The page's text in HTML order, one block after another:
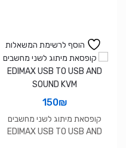
Disk
הוסף לרשימת המשאלות
150₪
קופסאת מיתוג לשני מחשבים
EDIMAX USB TO USB AND